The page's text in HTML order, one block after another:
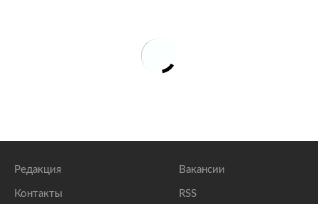
Редакция
Контакты
Вакансии
RSS